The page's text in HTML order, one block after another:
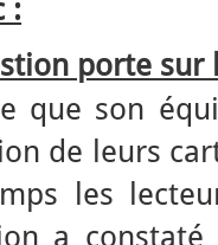
:
porte
que son
de leurs
les
a